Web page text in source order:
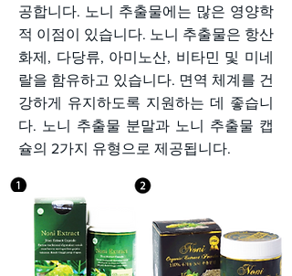
공합니다. 노니 추출물에는 많은 영양학
적 이점이 있습니다. 노니 추출물은 항산
화제, 다당류, 아미노산, 비타민 및 미네
랄을 함유하고 있습니다. 면역 체계를 건
강하게 유지하도록 지원하는 데 좋습니
다. 노니 추출물 분말과 노니 추출물 캡
슐의 2가지 유형으로 제공됩니다.